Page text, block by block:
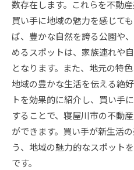
数存在します。これらを不動
買い手に地域の魅力を感じて
ば、豊かな自然を誇る公園や
めるスポットは、家族連れや
となります。また、地元の特
地域の豊かな生活を伝える絶
トを効果的に紹介し、買い手
することで、寝屋川市の不動
ができます。買い手が新生活
う、地域の魅力的なスポット
です。